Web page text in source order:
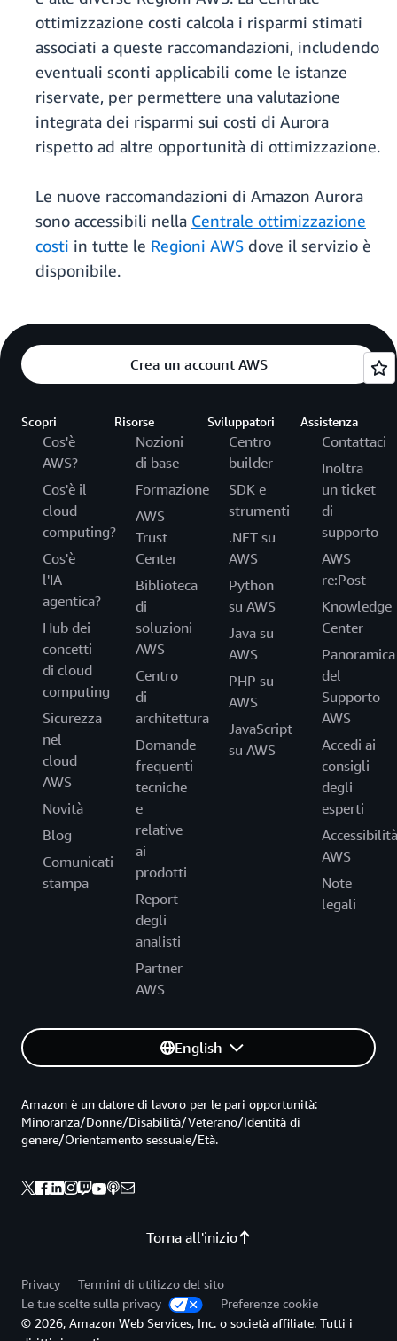
ottimizzazione costi calcola i risparmi stimati
associati a queste raccomandazioni, includendo
eventuali sconti applicabili come le istanze
riservate, per permettere una valutazione
integrata dei risparmi sui costi di Aurora
rispetto ad altre opportunità di ottimizzazione.
Le nuove raccomandazioni di Amazon Aurora
sono accessibili nella Centrale ottimizzazione
costi in tutte le Regioni AWS dove il servizio è
disponibile.
Crea un account AWS
Scopri
Cos'è
AWS?
Cos'è il
cloud
computing?
Cos'è
l'IA
agentica?
Hub dei
concetti
di cloud
computing
Sicurezza
nel
cloud
AWS
Novità
Blog
Comunicati
stampa
Risorse
Nozioni
di base
Formazione
AWS
Trust
Center
Biblioteca
di
soluzioni
AWS
Centro
di
architettura
Domande
frequenti
tecniche
e
relative
ai
prodotti
Report
degli
analisti
Partner
AWS
Sviluppatori
Centro
builder
SDK e
strumenti
.NET su
AWS
Python
su AWS
Java su
AWS
PHP su
AWS
JavaScript
su AWS
Assistenza
Contattaci
Inoltra
un ticket
di
supporto
AWS
re:Post
Knowledge
Center
Panoramica
del
Supporto
AWS
Accedi ai
consigli
degli
esperti
Accessibilità
AWS
Note
legali
English
Torna all'inizio
Amazon è un datore di lavoro per le pari opportunità:
Minoranza/Donne/Disabilità/Veterano/Identità di
genere/Orientamento sessuale/Età.
Privacy
Termini di utilizzo del sito
Le tue scelte sulla privacy
Preferenze cookie
© 2026, Amazon Web Services, Inc. o società affiliate. Tutti i